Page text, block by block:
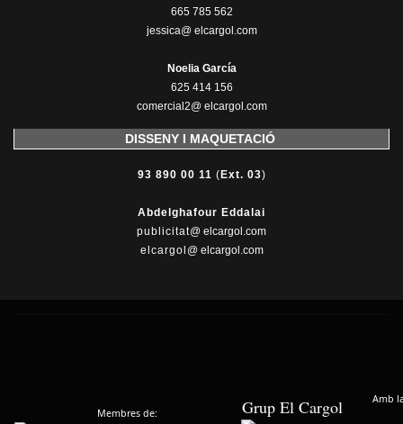
665 785 562
jessica@ elcargol.com
Noelia García
625 414 156
comercial2@ elcargol.com
DISSENY I MAQUETACIÓ
93 890 00 11 ( Ext. 03)
Abdelghafour Eddalai
publicitat@ elcargol.com
elcargol @ elcargol.com
Membres de: Grup El Cargol Amb